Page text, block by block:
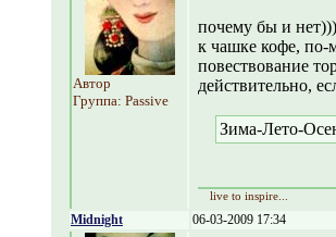
Автор
Группа: Passive
почему бы и
к чашке кофе, по-
повествование
действительно,
Зима-Лето-
live to inspire...
Midnight 06-03-2009 17:34